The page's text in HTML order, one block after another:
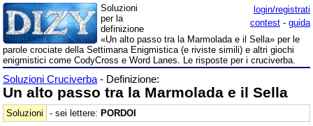
login/registrati
contest - guida
Soluzioni
per la
definizione
«Un alto passo tra la Marmolada e il Sella» per le
parole crociate della Settimana Enigmistica (e riviste simili) e altri giochi
enigmistici come CodyCross e Word Lanes. Le risposte per i cruciverba.
Soluzioni Cruciverba - Definizione:
Un alto passo tra la Marmolada e il Sella
Soluzioni - sei lettere: PORDOI